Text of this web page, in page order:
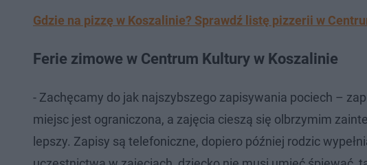
Gdzie na pizzę w Koszalinie? Sprawdź listę pizzerii w
Ferie zimowe w Centrum Kultury w Koszalinie
- Zachęcamy do jak najszybszego zapisywania pociech –
miejsc jest ograniczona, a zajęcia cieszą się olbrzymim
lepszy. Zapisy są telefoniczne, dopiero później rodzic